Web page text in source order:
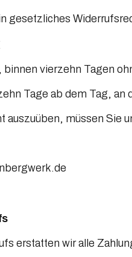
gesetzliches
vierzehn Tagen
Tage ab dem Tag, an
auszuüben, müssen Sie
erstatten wir alle